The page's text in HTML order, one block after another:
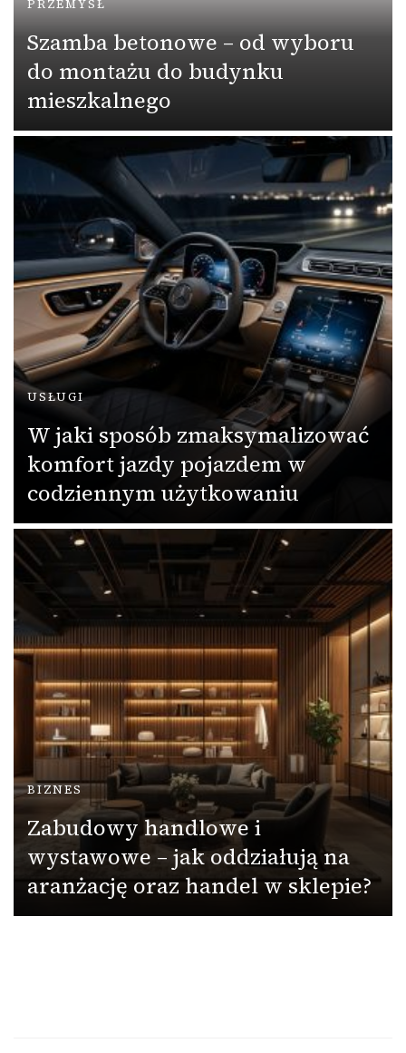
PRZEMYSŁ
Szamba betonowe – od wyboru
do montażu do budynku
mieszkalnego
USŁUGI
W jaki sposób zmaksymalizować
komfort jazdy pojazdem w
codziennym użytkowaniu
BIZNES
Zabudowy handlowe i
wystawowe – jak oddziałują na
aranżację oraz handel w sklepie?